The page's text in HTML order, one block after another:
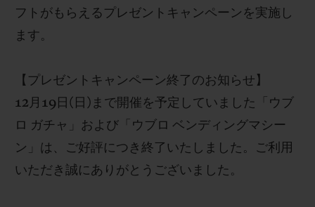
フトがもらえるプレゼントキャンペーン を実施し
ます。
【 プレゼントキャンペーン終了のお知らせ 】
12月 19 日 ( 日 ) まで開催を予定していまし た
ウブ
ロ ガチャ」および「ウブロ ベンディングマシー
ン」は、ご好評につき終了いたしました 。ご利用
いただき誠にありがとうございました。